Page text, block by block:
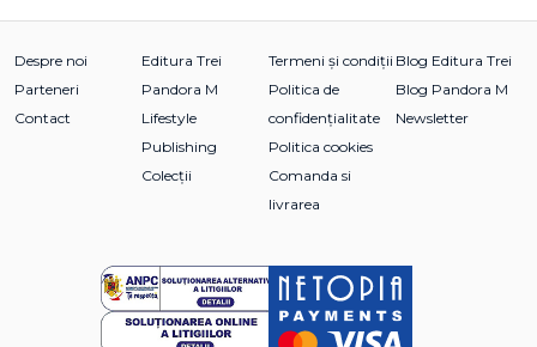
Despre noi
Parteneri
Contact
Editura Trei
Pandora M
Lifestyle
Publishing
Colecții
Termeni și condiții
Politica de
confidențialitate
Politica cookies
Comanda si
livrarea
Blog Editura Trei
Blog Pandora M
Newsletter